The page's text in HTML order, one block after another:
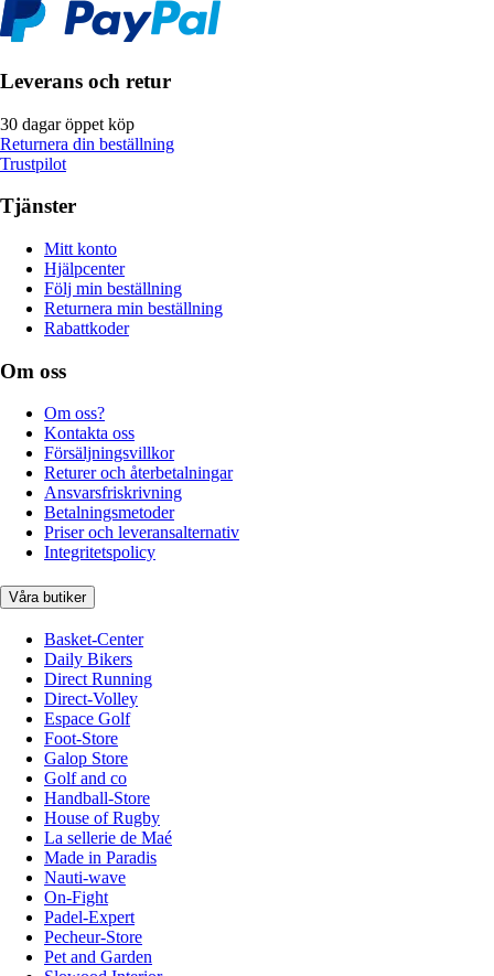
Leverans och retur
30 dagar öppet köp
Returnera din beställning
Trustpilot
Tjänster
Mitt konto
Hjälpcenter
Följ min beställning
Returnera min beställning
Rabattkoder
Om oss
Om oss?
Kontakta oss
Försäljningsvillkor
Returer och återbetalningar
Ansvarsfriskrivning
Betalningsmetoder
Priser och leveransalternativ
Integritetspolicy
Våra butiker
Basket-Center
Daily Bikers
Direct Running
Direct-Volley
Espace Golf
Foot-Store
Galop Store
Golf and co
Handball-Store
House of Rugby
La sellerie de Maé
Made in Paradis
Nauti-wave
On-Fight
Padel-Expert
Pecheur-Store
Pet and Garden